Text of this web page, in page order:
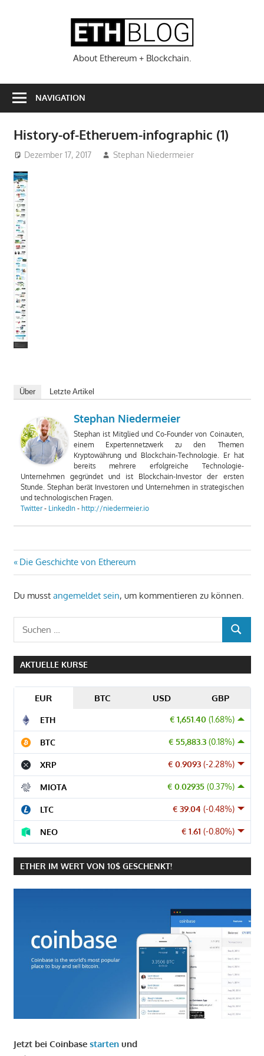
About Ethereum + Blockchain.
NAVIGATION
History-of-Etheruem-infographic (1)
Dezember 17, 2017 Stephan Niedermeier
Über Letzte Artikel
Stephan Niedermeier
Stephan ist Mitglied und Co-Founder von Coinauten,
einem Expertennetzwerk zu den Themen
Kryptowährung und Blockchain-Technologie. Er hat
bereits mehrere erfolgreiche Technologie-
Unternehmen gegründet und ist Blockchain-Investor der ersten
Stunde. Stephan berät Investoren und Unternehmen in strategischen
und technologischen Fragen.
Twitter- LinkedIn- http://niedermeier.io
Beitragsnavigation
Vorheriger
Beitrag:
Die Geschichte von Ethereum
Du musst angemeldet sein, um kommentieren zu können.
SUCHEN
AKTUELLE KURSE
EUR BTC USD GBP
€ 1,651.40 (1.68%)
ETH
€ 55,883.3 (0.18%)
BTC
€ 0.9093 (-2.28%)
XRP
€ 0.02935 (0.37%)
MIOTA
€ 39.04 (-0.48%)
LTC
€ 1.61 (-0.80%)
NEO
ETHER IM WERT VON 10$ GESCHENKT!
Jetzt bei Coinbase startenund